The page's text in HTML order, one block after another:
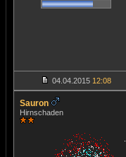
04.04.2015 12:08
Sauron
Hirnschaden